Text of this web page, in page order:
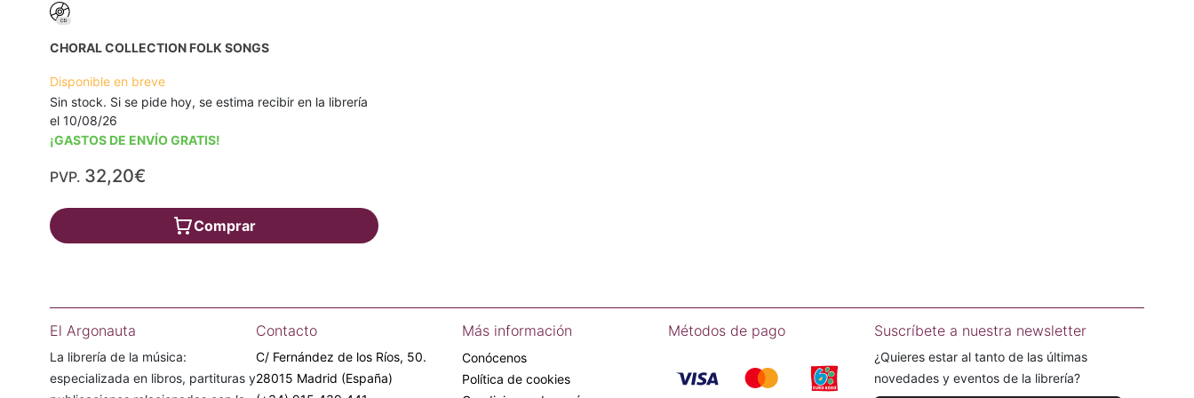
CHORAL COLLECTION FOLK SONGS
Disponible en breve
Sin stock. Si se pide hoy, se estima recibir en la librería
el 10/08/26
¡GASTOS DE ENVÍO GRATIS!
PVP. 32,20€
Comprar
El Argonauta
La librería de la música:
especializada en libros, partituras y
Contacto
C/ Fernández de los Ríos, 50.
28015 Madrid (España)
Más información
Conócenos
Política de cookies
Métodos de pago Suscríbete a nuestra newsletter
¿Quieres estar al tanto de las últimas
novedades y eventos de la librería?